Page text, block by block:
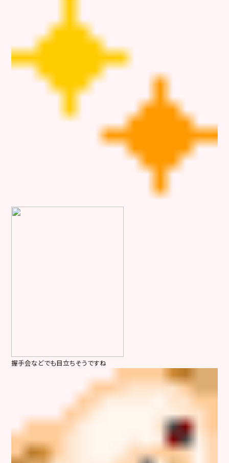
握手会などでも目立ちそうですね